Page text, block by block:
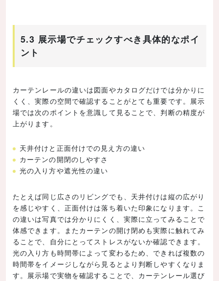
5.3 展示場でチェックすべき具体的なポイ
ント
カーテンレールの違いは図面やカタログだけでは分かりに
くく、実際の空間で確認することがとても重要です。展示
場では次のポイントを意識して見ることで、判断の精度が
上がります。
天井付けと正面付けでの見え方の違い
カーテンの開閉のしやすさ
光の入り方や遮光性の違い
たとえば同じ広さのリビングでも、天井付けは縦の広がり
を感じやすく、正面付けは落ち着いた印象になります。こ
の違いは写真では分かりにくく、実際に立ってみることで
体感できます。またカーテンの開け閉めも実際に触れてみ
ることで、自分にとってストレスがないか確認できます。
光の入り方も時間帯によって変わるため、できれば複数の
時間帯をイメージしながら見るとより判断しやすくなりま
す。展示場で実物を確認することで、カーテンレール選び